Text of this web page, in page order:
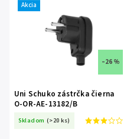
Abecedne
Akcia
–26 %
Uni Schuko zástrčka čierna
O-OR-AE-13182/B
Skladom (>20 ks)